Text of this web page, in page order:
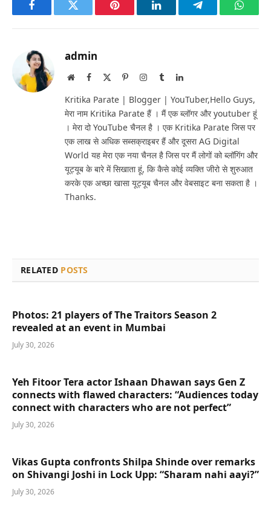
FacebookTwitter Pinterest LinkedInTelegram
admin
WebsiteFacebook PinterestInstagram
TumblrLinkedIn
Kritika Parate | Blogger | YouTuber,Hello Guys,
मेरा नाम Kritika Parate हैं । मैं एक ब्लॉगर और youtuber हूं
। मेरा दो YouTube चैनल है । एक Kritika Parate जिस पर
एक लाख से अधिक सब्सक्राइबर हैं और दूसरा AG Digital
World यह मेरा एक नया चैनल है जिस पर मैं लोगों को ब्लॉगिंग और
यूट्यूब के बारे में सिखाता हूं, कि कैसे कोई व्यक्ति जीरो से शुरुआत
करके एक अच्छा खासा यूट्यूब चैनल और वेबसाइट बना सकता है ।
Thanks.
RELATED POSTS
Photos: 21 players of The Traitors Season 2
revealed at an event in Mumbai
July 30, 2026
Yeh Fitoor Tera actor Ishaan Dhawan says Gen Z
connects with flawed characters: “Audiences today
connect with characters who are not perfect”
July 30, 2026
Vikas Gupta confronts Shilpa Shinde over remarks
on Shivangi Joshi in Lock Upp: “Sharam nahi aayi?”
July 30, 2026